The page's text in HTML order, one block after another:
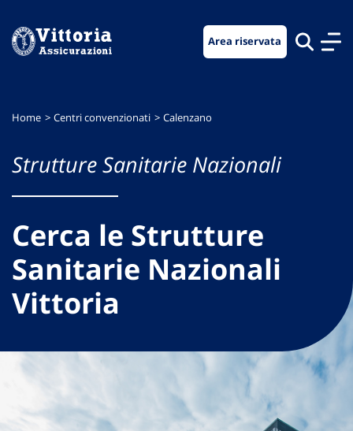
menu
contenuto
footer
Area riservata
Home Centri convenzionati Calenzano
Strutture Sanitarie Nazionali
Cerca le Strutture
Sanitarie Nazionali
Vittoria